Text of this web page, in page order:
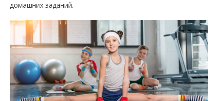
домашних заданий.